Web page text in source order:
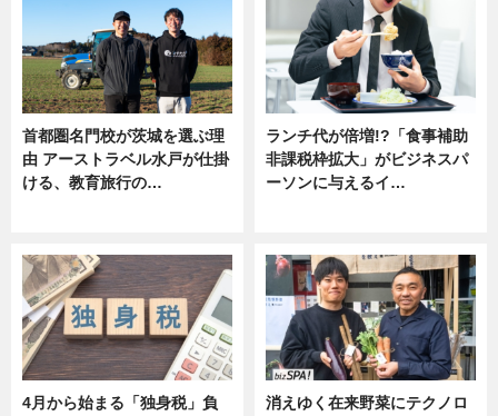
首都圏名門校が茨城を選ぶ理
由 アーストラベル水戸が仕掛
ける、教育旅行の…
ランチ代が倍増!?「食事補助
非課税枠拡大」がビジネスパ
ーソンに与えるイ…
4月から始まる「独身税」負
消えゆく在来野菜にテクノロ